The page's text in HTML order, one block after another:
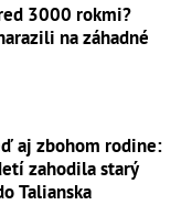
3000 rokmi?
na záhadné
aj zbohom rodine:
zahodila starý
Talianska